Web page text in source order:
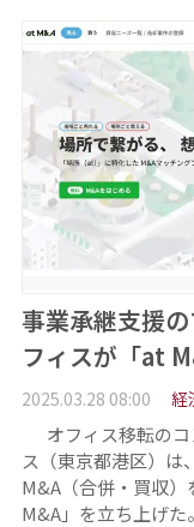
事業承継支援
フィスが「at
2025.03.28 08:00 経
オフィス移転のコ
ス（東京都港区）は
M&A（合併・買収
M&A」を立ち上げ